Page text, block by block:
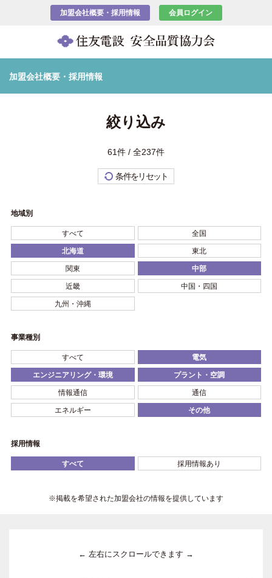
加盟会社概要・採用情報 会員ログイン
加盟会社概要・採用情報
絞り込み
61件 / 全237件
条件をリセット
地域別
すべて 全国
北海道 東北
関東 中部
近畿 中国・四国
九州・沖縄
事業種別
すべて 電気
エンジニアリング・環境 プラント・空調
情報通信 通信
エネルギー その他
採用情報
すべて 採用情報あり
※掲載を希望された加盟会社の情報を提供しています
← 左右にスクロールできます →